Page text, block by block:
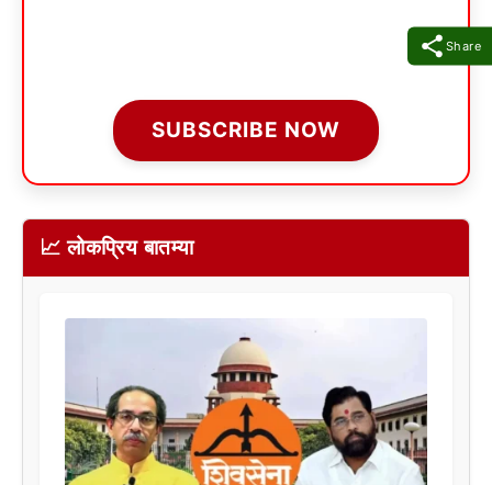
Share
SUBSCRIBE NOW
📈 लोकप्रिय बातम्या